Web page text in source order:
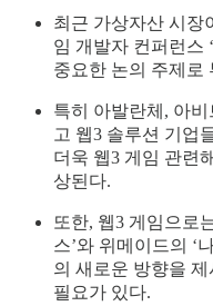
최근 가상자산 시장
임 개발자 컨퍼런스
중요한 논의 주제로
특히 아발란체, 아
고 웹3 솔루션 기업
더욱 웹3 게임 관련
상된다.
또한, 웹3 게임으로
스’와 위메이드의 ‘
의 새로운 방향을
필요가 있다.